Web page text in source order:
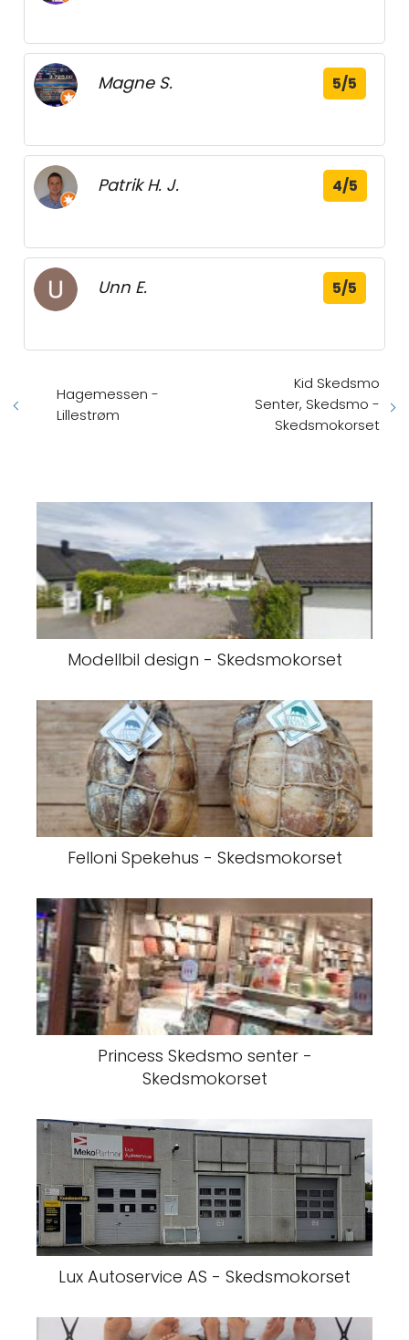
Magne S. 5/5
Patrik H. J. 4/5
Unn E. 5/5
Hagemessen -
Lillestrøm
Kid Skedsmo
Senter, Skedsmo -
Skedsmokorset
Modellbil design - Skedsmokorset
Felloni Spekehus - Skedsmokorset
Princess Skedsmo senter -
Skedsmokorset
Lux Autoservice AS - Skedsmokorset